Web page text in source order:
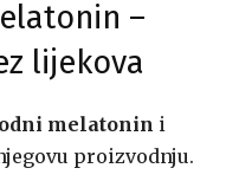
–
lijekova
melatonin i
proizvodnju.